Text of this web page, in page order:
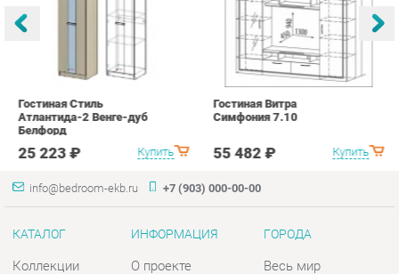
Купить
Атлантида-2 Венге-дуб
Белфорд
Купить
Симфония 7.10
55 482 ₽
info@bedroom-ekb.ru
КАТАЛОГ
Коллекции
Кровати
Матрасы
Комоды
ИНФОРМАЦИЯ
О проекте
Контакты
Дизайн
Доставка и Оплата
ГОРОДА
Весь мир